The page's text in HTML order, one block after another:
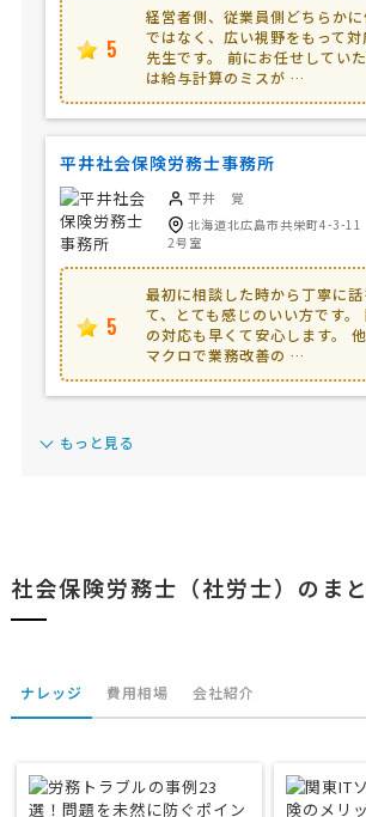
5
経営者側、従業員側どちらか
ではなく、広い視野をもって対
先生です。 前にお任せしてい
は給与計算のミスが …
平井社会保険労務士事務所
平井 覚
北海道北広島市共栄町4-3-
2号室
5
最初に相談した時から丁寧に
て、とても感じのいい方です。
の対応も早くて安心します。
マクロで業務改善の …
もっと見る
社会保険労務士（社労士）のま
ナレッジ 費用相場 会社紹介